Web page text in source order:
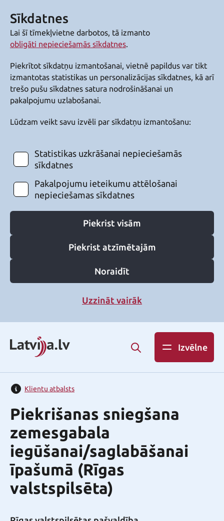
Sīkdatnes
Lai šī tīmekļvietne darbotos, tā izmanto
obligāti nepieciešamās sīkdatnes.
Piekrītot sīkdatņu izmantošanai, vietnē papildus var tikt
izmantotas statistikas un personalizācijas sīkdatnes, kā arī
trešo pušu sīkdatnes satura nodrošināšanai un
pakalpojumu uzlabošanai.
Lūdzam veikt savu izvēli par sīkdatņu izmantošanu:
Statistikas uzkrāšanai nepieciešamās
sīkdatnes
Pakalpojumu ieteikumu attēlošanai
nepieciešamas sīkdatnes
Piekrist visām
Piekrist atzīmētajām
Noraidīt
Uzzināt vairāk
Izvēlne
Klientu atbalsts
Piekrišanas sniegšana
zemesgabala
iegūšanai/saglabāšanai
īpašumā (Rīgas
valstspilsēta)